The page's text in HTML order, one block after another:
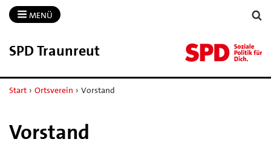
MENÜ
SPD Traunreut
Start › Ortsverein › Vorstand
Vorstand